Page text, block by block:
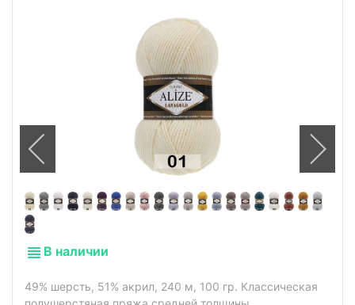
В наличии
49% шерсть, 51% акрил, 240 м, 100 гр. Классическая